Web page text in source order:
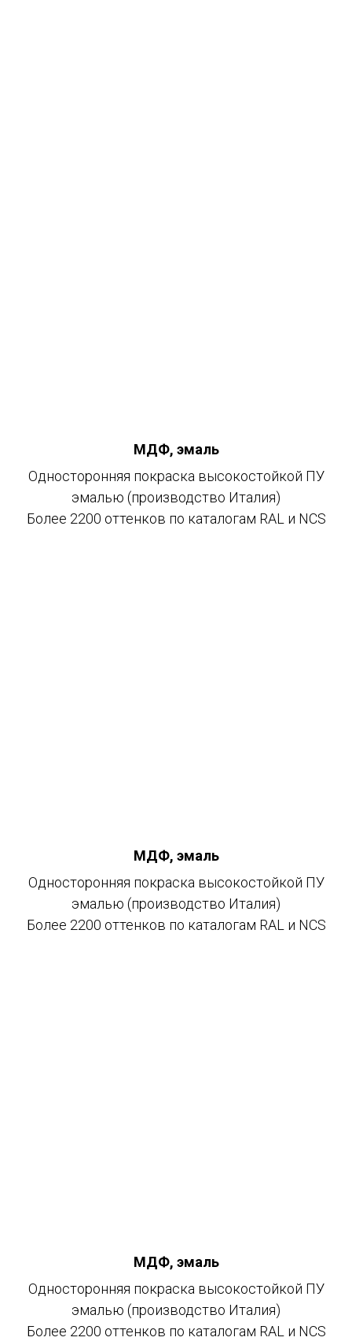
МДФ, эмаль
Односторонняя покраска высокостойкой ПУ
эмалью (производство Италия)
Более 2200 оттенков по каталогам RAL и NCS
МДФ, эмаль
Односторонняя покраска высокостойкой ПУ
эмалью (производство Италия)
Более 2200 оттенков по каталогам RAL и NCS
МДФ, эмаль
Односторонняя покраска высокостойкой ПУ
эмалью (производство Италия)
Более 2200 оттенков по каталогам RAL и NCS